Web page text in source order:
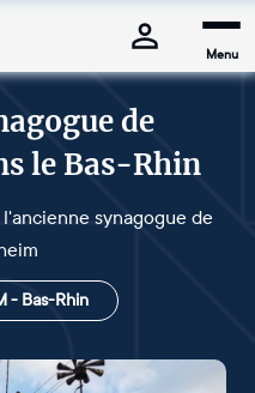
Menu
de
le Bas-Rhin
synagogue de
- Bas-Rhin